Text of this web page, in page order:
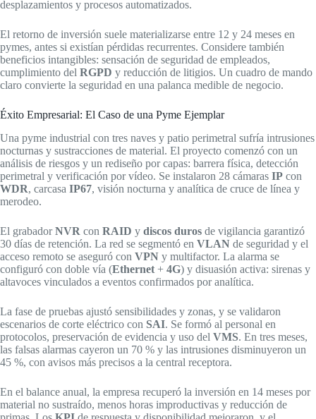
desplazamientos y procesos automatizados.
El retorno de inversión suele materializarse entre 12 y 24 meses en
pymes, antes si existían pérdidas recurrentes. Considere también
beneficios intangibles: sensación de seguridad de empleados,
cumplimiento del RGPD y reducción de litigios. Un cuadro de mando
claro convierte la seguridad en una palanca medible de negocio.
Éxito Empresarial: El Caso de una Pyme Ejemplar
Una pyme industrial con tres naves y patio perimetral sufría intrusiones
nocturnas y sustracciones de material. El proyecto comenzó con un
análisis de riesgos y un rediseño por capas: barrera física, detección
perimetral y verificación por vídeo. Se instalaron 28 cámaras IP con
WDR, carcasa IP67, visión nocturna y analítica de cruce de línea y
merodeo.
El grabadorNVR con RAID y discos duros de vigilancia garantizó
30 días de retención. La red se segmentó en VLAN de seguridad y el
acceso remoto se aseguró con VPN y multifactor. La alarma se
configuró con doble vía (Ethernet + 4G) y disuasión activa: sirenas y
altavoces vinculados a eventos confirmados por analítica.
La fase de pruebas ajustó sensibilidades y zonas, y se validaron
escenarios de corte eléctrico con SAI. Se formó al personal en
protocolos, preservación de evidencia y uso del VMS. En tres meses,
las falsas alarmas cayeron un 70 % y las intrusiones disminuyeron un
45 %, con avisos más precisos a la central receptora.
En el balance anual, la empresa recuperó la inversión en 14 meses por
material no sustraído, menos horas improductivas y reducción de